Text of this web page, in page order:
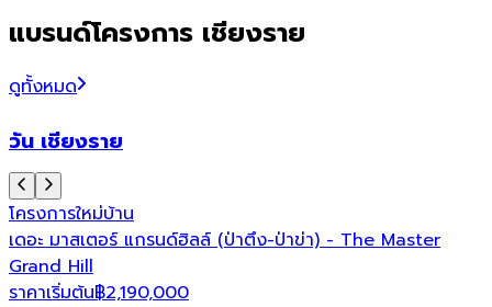
แบรนด์โครงการ เชียงราย
ดูทั้งหมด
วัน เชียงราย
โครงการใหม่บ้าน
เดอะ มาสเตอร์ แกรนด์ฮิลล์ (ป่าตึง-ป่าข่า) - The Master
Grand Hill
ราคาเริ่มต้น฿2,190,000